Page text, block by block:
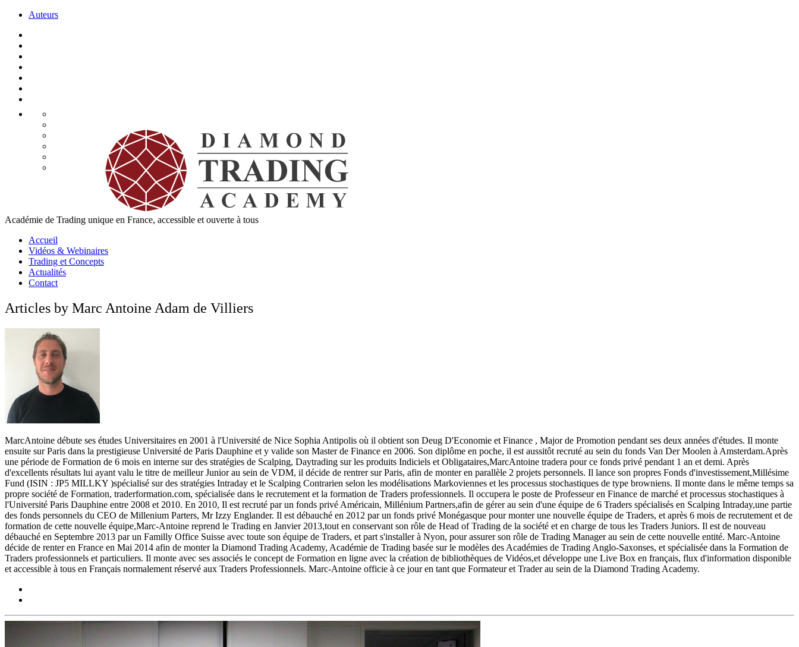
Auteurs
Académie de Trading unique en France, accessible et ouverte à tous
Accueil
Vidéos & Webinaires
Trading et Concepts
Actualités
Contact
Articles by Marc Antoine Adam de Villiers
Marc­Antoine débute ses études Universitaires en 2001 à l'Université de Nice Sophia Antipolis où il obtient son Deug D'Economie et Finance , Major de Promotion pendant ses deux années d'études. Il monte
ensuite sur Paris dans la prestigieuse Université de Paris Dauphine et y valide son Master de Finance en 2006. Son diplôme en poche, il est aussitôt recruté au sein du fonds Van Der Moolen à Amsterdam.Après
une période de Formation de 6 mois en interne sur des stratégies de Scalping, Daytrading sur les produits Indiciels et Obligataires,Marc­Antoine tradera pour ce fonds privé pendant 1 an et demi. Après
d'excellents résultats lui ayant valu le titre de meilleur Junior au sein de VDM, il décide de rentrer sur Paris, afin de monter en parallèle 2 projets personnels. Il lance son propres Fonds d'investissement,Millésime
Fund (ISIN : JP5 MILLKY )spécialisé sur des stratégies Intraday et le Scalping Contrarien selon les modélisations Markoviennes et les processus stochastiques de type browniens. Il monte dans le même temps sa
propre société de Formation, trader­formation.com, spécialisée dans le recrutement et la formation de Traders professionnels. Il occupera le poste de Professeur en Finance de marché et processus stochastiques à
l'Université Paris Dauphine entre 2008 et 2010. En 2010, Il est recruté par un fonds privé Américain, Millénium Partners,afin de gérer au sein d'une équipe de 6 Traders spécialisés en Scalping Intraday,une partie
des fonds personnels du CEO de Millenium Parters, Mr Izzy Englander. Il est débauché en 2012 par un fonds privé Monégasque pour monter une nouvelle équipe de Traders, et après 6 mois de recrutement et de
formation de cette nouvelle équipe,Marc-­Antoine reprend le Trading en Janvier 2013,tout en conservant son rôle de Head of Trading de la société et en charge de tous les Traders Juniors. Il est de nouveau
débauché en Septembre 2013 par un Familly Office Suisse avec toute son équipe de Traders, et part s'installer à Nyon, pour assurer son rôle de Trading Manager au sein de cette nouvelle entité. Marc­-Antoine
décide de renter en France en Mai 2014 afin de monter la Diamond Trading Academy, Académie de Trading basée sur le modèles des Académies de Trading Anglo-Saxonses, et spécialisée dans la Formation de
Traders professionnels et particuliers. Il monte avec ses associés le concept de Formation en ligne avec la création de bibliothèques de Vidéos,et développe une Live Box en français, flux d'information disponible
et accessible à tous en Français normalement réservé aux Traders Professionnels. Marc-Antoine officie à ce jour en tant que Formateur et Trader au sein de la Diamond Trading Academy.